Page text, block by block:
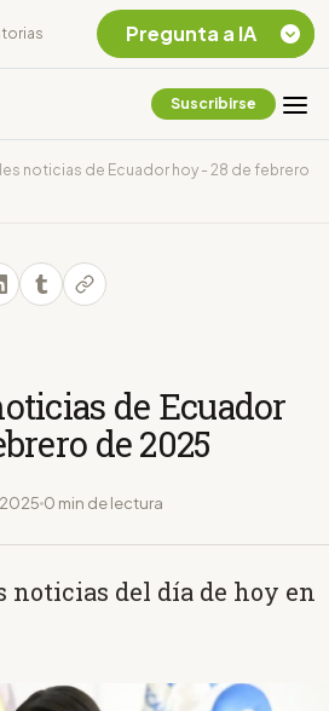
Suscribirse
noticias de Ecuador hoy - 28 de febrero
de Ecuador
de 2025
0 min de lectura
noticias del día de hoy en
Pregunta a IA
Chevron Ecuador